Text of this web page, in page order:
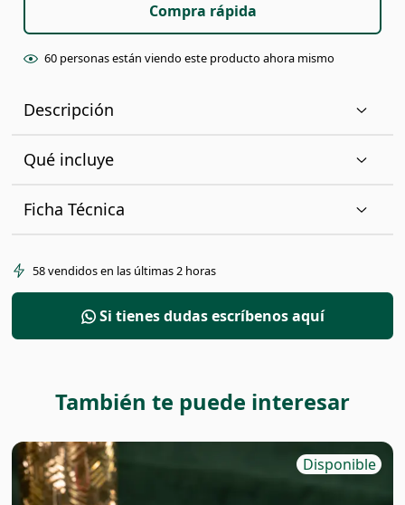
Compra rápida
60 personas están viendo este producto ahora mismo
Descripción
Qué incluye
Ficha Técnica
58vendidos en las últimas 2horas
Si tienes dudas escríbenos aquí
También te puede interesar
Disponible